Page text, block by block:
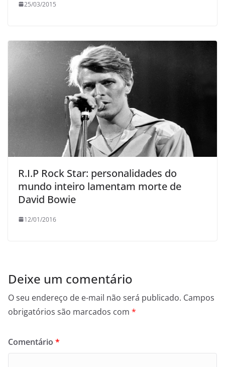
25/03/2015
R.I.P Rock Star: personalidades do
mundo inteiro lamentam morte de
David Bowie
12/01/2016
Deixe um comentário
O seu endereço de e-mail não será publicado. Campos
obrigatórios são marcados com *
Comentário *